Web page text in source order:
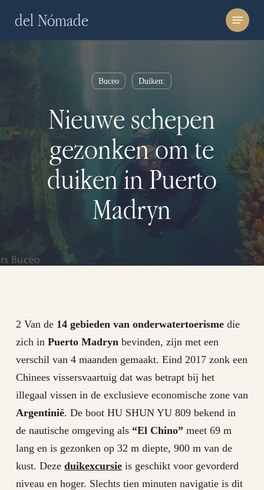
del Nómade Menu
Buceo Duiken:
Nieuwe schepen
gezonken om te
duiken in Puerto
Madryn
2 Van de 14 gebieden van onderwatertoerismedie
zich in Puerto Madrynbevinden, zijn met een
verschil van 4 maanden gemaakt. Eind 2017 zonk een
Chinees vissersvaartuig dat was betrapt bij het
illegaal vissen in de exclusieve economische zone van
Argentinië. De boot HU SHUN YU 809 bekend in
de nautische omgeving als “El Chino”meet 69 m
lang en is gezonken op 32 m diepte, 900 m van de
kust. Deze duikexcursieis geschikt voor gevorderd
niveau en hoger. Slechts tien minuten navigatie is dit